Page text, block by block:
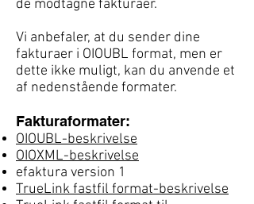
de modtagne fakturaer.
Vi anbefaler, at du sender dine
fakturaer i OIOUBL format, men er
dette ikke muligt, kan du anvende et
af nedenstående formater.
Fakturaformater:
OIOUBL-beskrivelse
OIOXML-beskrivelse
efaktura version 1
TrueLink fastfil format-beskrivelse